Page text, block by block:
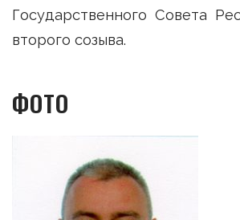
Государственного Совета
второго созыва.
ФОТО